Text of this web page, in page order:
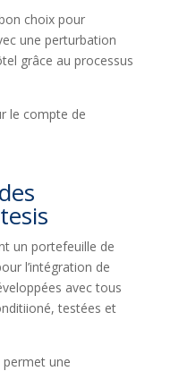
choix pour
une perturbation
grâce au processus
le compte de
un portefeuille de
l’intégration de
avec tous
testées et
permet une